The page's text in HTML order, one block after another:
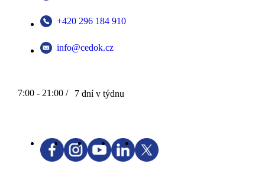
+420 296 184 910
info@cedok.cz
7:00 - 21:00 / 7 dní v týdnu